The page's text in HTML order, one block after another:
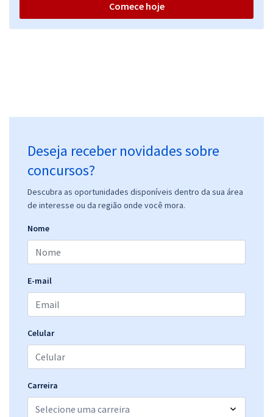
Comece hoje
Deseja receber novidades sobre
concursos?
Descubra as oportunidades disponíveis dentro da sua área
de interesse ou da região onde você mora.
Nome
E-mail
Celular
Carreira